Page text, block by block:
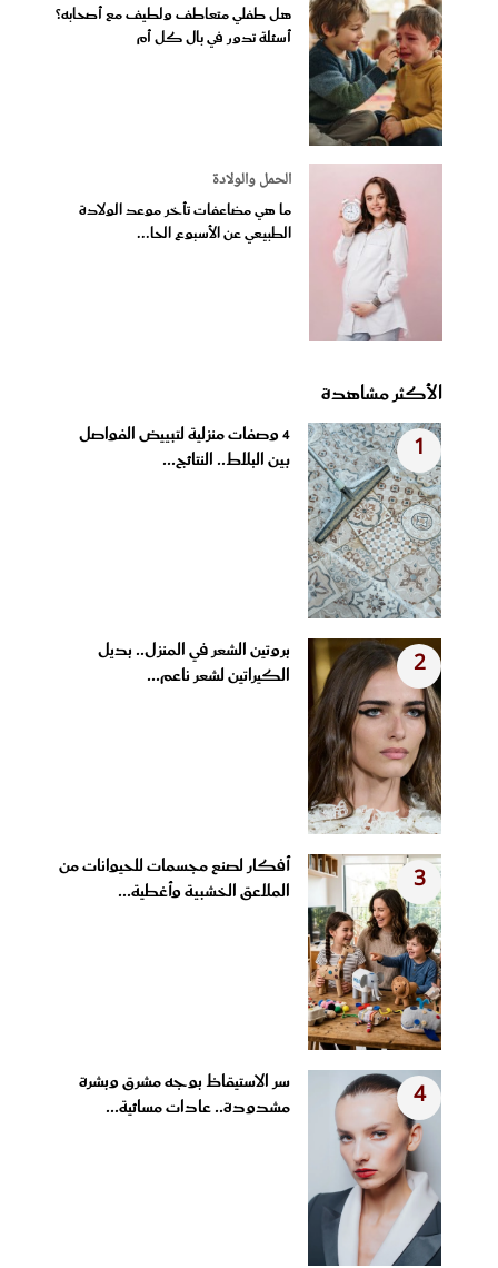
هل طفلي متعاطف ولطيف مع أصحابه؟
أسئلة تدور في بال كل أم
الحمل والولادة
ما هي مضاعفات تأخر موعد الولادة
الطبيعي عن الأسبوع الحا...
الأكثر مشاهدة
1
4 وصفات منزلية لتبييض الفواصل
بين البلاط.. النتائج...
2
بروتين الشعر في المنزل.. بديل
الكيراتين لشعر ناعم...
3
أفكار لصنع مجسمات للحيوانات من
الملاعق الخشبية وأغطية...
4
سر الاستيقاظ بوجه مشرق وبشرة
مشدودة.. عادات مسائية...